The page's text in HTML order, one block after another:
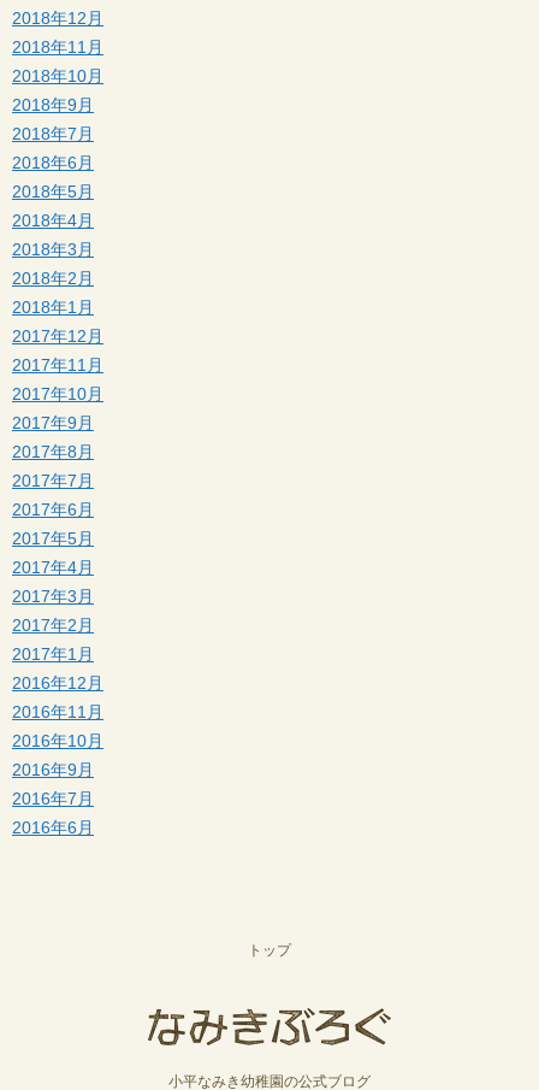
2018年12月
2018年11月
2018年10月
2018年9月
2018年7月
2018年6月
2018年5月
2018年4月
2018年3月
2018年2月
2018年1月
2017年12月
2017年11月
2017年10月
2017年9月
2017年8月
2017年7月
2017年6月
2017年5月
2017年4月
2017年3月
2017年2月
2017年1月
2016年12月
2016年11月
2016年10月
2016年9月
2016年7月
2016年6月
トップ
小平なみき幼稚園の公式ブログ